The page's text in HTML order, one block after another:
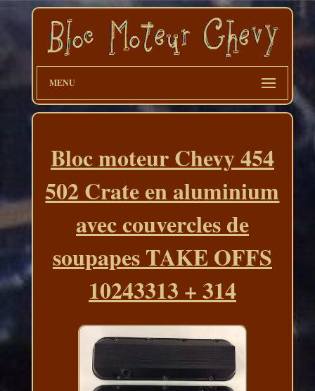
MENU
Bloc moteur Chevy 454
502 Crate en aluminium
avec couvercles de
soupapes TAKE OFFS
10243313 + 314